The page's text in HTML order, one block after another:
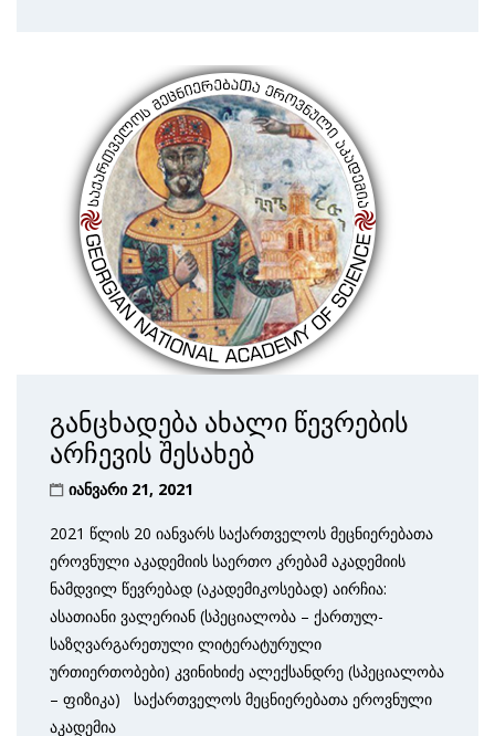
განცხადება ახალი წევრების
არჩევის შესახებ
იანვარი 21, 2021
2021 წლის 20 იანვარს საქართველოს მეცნიერებათა
ეროვნული აკადემიის საერთო კრებამ აკადემიის
ნამდვილ წევრებად (აკადემიკოსებად) აირჩია:
ასათიანი ვალერიან (სპეციალობა – ქართულ-
საზღვარგარე­თული ლიტერატურული
ურთიერთობები) კვინიხიძე ალექსანდრე (სპეციალობა
– ფიზიკა) საქართველოს მეცნიერებათა ეროვნული
აკადემია